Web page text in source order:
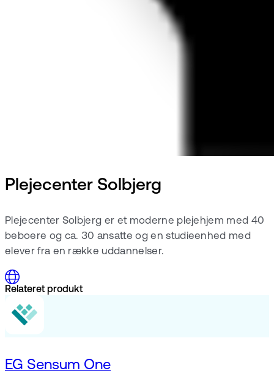
Plejecenter Solbjerg
Plejecenter Solbjerg er et moderne plejehjem med 40
beboere og ca. 30 ansatte og en studieenhed med
elever fra en række uddannelser.
Relateret produkt
EG Sensum One